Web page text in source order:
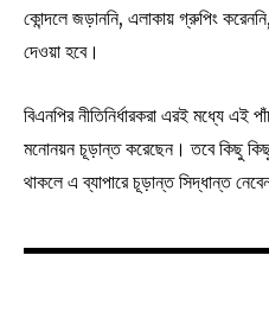
কোন্দলে জড়াননি, এলাকায় গ্রুপিং
দেওয়া হবে।
বিএনপির নীতিনির্ধারকরা এরই মধ্যে এই
মনোনয়ন চূড়ান্ত করেছেন। তবে কিছু
থাকলে এ ব্যাপারে চূড়ান্ত সিদ্ধান্ত